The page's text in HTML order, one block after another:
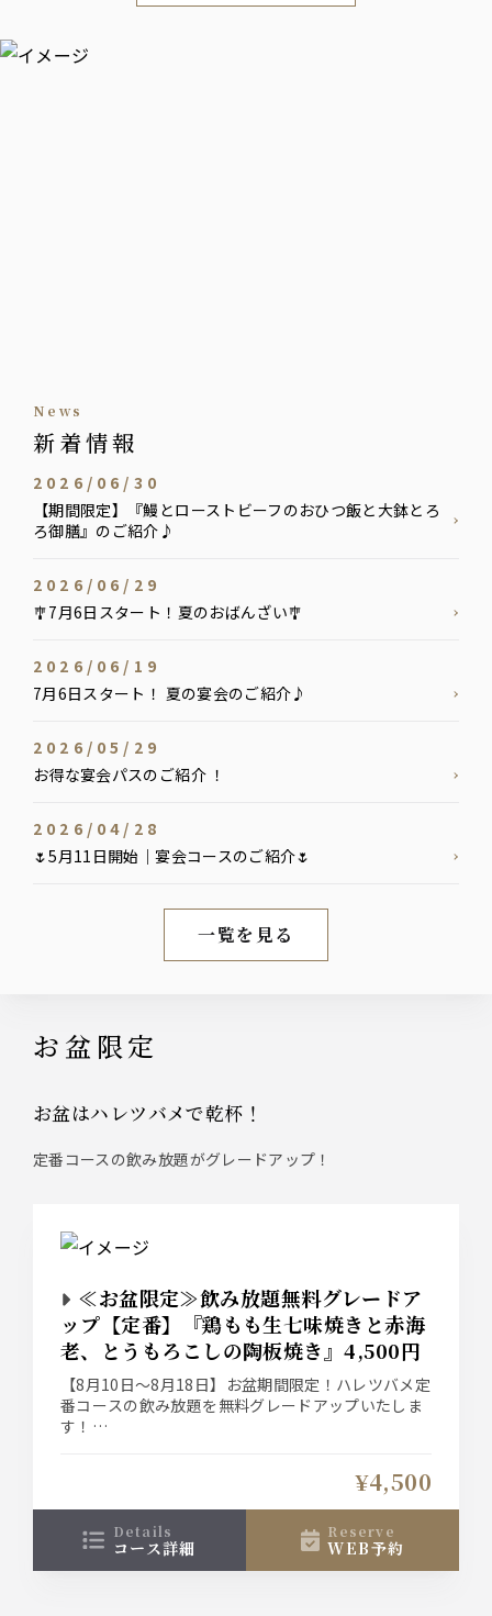
news
新着情報
新着情報
一覧を見る
2026/06/30
【期間限定】『鰻とローストビーフのおひつ飯と大鉢とろ
ろ御膳』のご紹介♪
2026/06/29
🎐7月6日スタート！夏のおばんざい🎐
2026/06/19
7月6日スタート！ 夏の宴会のご紹介♪
2026/05/29
お得な宴会パスのご紹介 ！
2026/04/28
🌷5月11日開始｜宴会コースのご紹介🌷
お盆限定
お盆はハレツバメで乾杯！
定番コースの飲み放題がグレードアップ！
≪お盆限定≫飲み放題無料グレードア
ップ【定番】『鶏もも生七味焼きと赤海
老、とうもろこしの陶板焼き』4,500円
【8月10日～8月18日】お盆期間限定！ハレツバメ定
番コースの飲み放題を無料グレードアップいたしま
す！
も生七味焼きと赤海老、とうもろこしの陶板焼
き』、〆の『せいろ蕎麦』が付いた『料理11品』の
2時間飲み放題付き宴会コース！
¥4,500
details
コース詳細
reserve
WEB予約